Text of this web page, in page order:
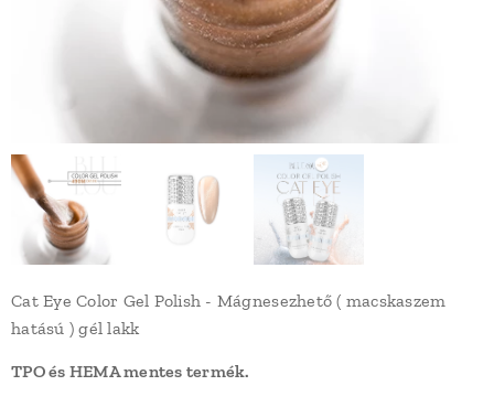
Cat Eye Color Gel Polish - Mágnesezhető ( macskaszem
hatású ) gél lakk
TPO és HEMA mentes termék.